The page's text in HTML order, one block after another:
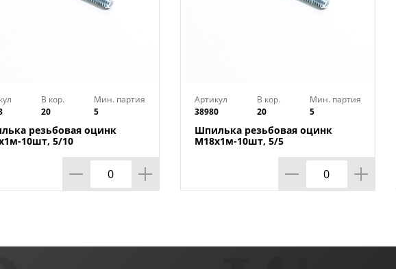
В кор.
20
Мин. партия
5
резьбовая оцинк
10шт, 5/10
Артикул
38980
В кор.
20
Мин. партия
5
Шпилька резьбовая оцинк
М18х1м-10шт, 5/5